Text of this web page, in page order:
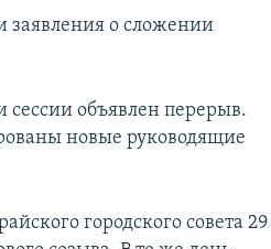
о сложении
сессии объявлен перерыв.
новые руководящие
городского совета 29